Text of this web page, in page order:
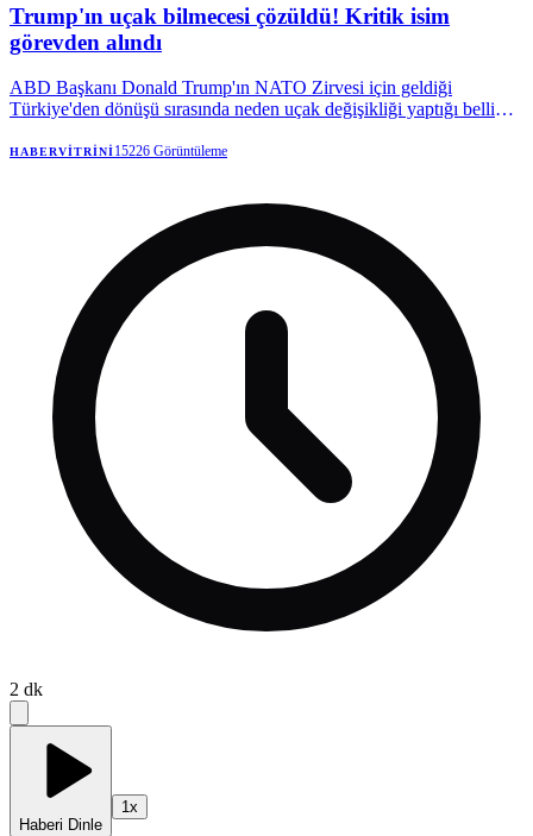
Trump'ın uçak bilmecesi çözüldü! Kritik isim
görevden alındı
ABD Başkanı Donald Trump'ın NATO Zirvesi için geldiği
Türkiye'den dönüşü sırasında neden uçak değişikliği yaptığı belli
konusu uçağın özellikleri ve yetenekleriyle ilgili gizli bilgileri bir
HABERVITRINI15226 Görüntüleme
2 dk
Haberi Dinle
1x